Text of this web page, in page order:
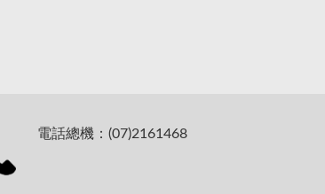
電話總機：(07)2161468